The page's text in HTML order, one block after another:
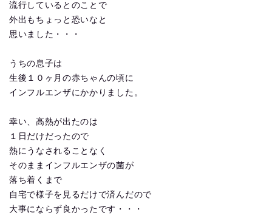
流行しているとのことで
外出もちょっと恐いなと
思いました・・・
うちの息子は
生後１０ヶ月の赤ちゃんの頃に
インフルエンザにかかりました。
幸い、高熱が出たのは
１日だけだったので
熱にうなされることなく
そのままインフルエンザの菌が
落ち着くまで
自宅で様子を見るだけで済んだので
大事にならず良かったです・・・